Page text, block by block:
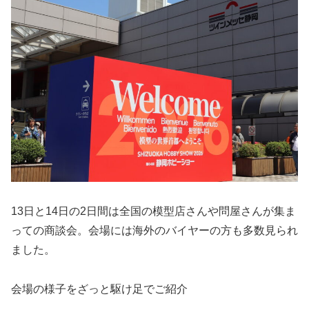
13日と14日の2日間は全国の模型店さんや問屋さんが集ま
っての商談会。会場には海外のバイヤーの方も多数見られ
ました。
会場の様子をざっと駆け足でご紹介